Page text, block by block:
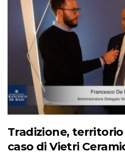
Tradizione,
caso di Vietri